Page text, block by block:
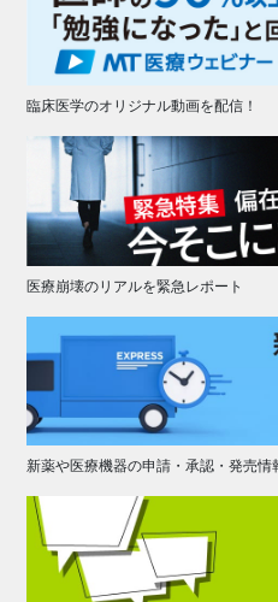
臨床医学のオリジナル動画を配信！
医療崩壊のリアルを緊急レポート
新薬や医療機器の申請・承認・発売情